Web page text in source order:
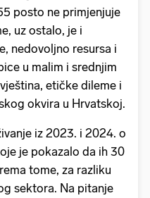
posto ne primjenjuje
uz ostalo, je i
nedovoljno resursa i
u malim i srednjim
etičke dileme i
okvira u Hrvatskoj.
iz 2023. i 2024. o
je pokazalo da ih 30
tome, za razliku
sektora. Na pitanje